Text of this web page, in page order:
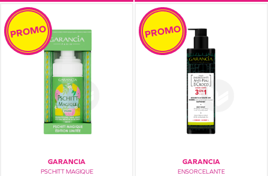
GARANCIA
PSCHITT MAGIQUE
PROMO
GARANCIA
ENSORCELANTE
PROMO